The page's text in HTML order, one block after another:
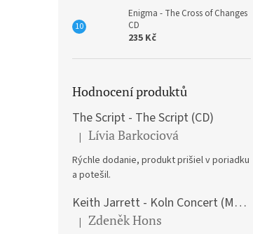
Enigma - The Cross of Changes
CD
235 Kč
Hodnocení produktů
The Script - The Script (CD)
Hodnocení produktu je 5 z 5 hvězdiček.
| Lívia Barkociová
Rýchle dodanie, produkt prišiel v poriadku
a potešil.
Keith Jarrett - Koln Concert (Music CD)
Hodnocení produktu je 5 z 5 hvězdiček.
| Zdeněk Hons